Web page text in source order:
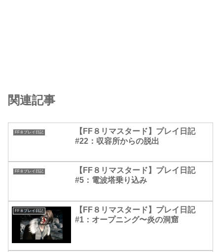
関連記事
FF８プレイ日記
【FF８リマスタード】プレイ日記
#22：収容所からの脱出
FF８プレイ日記
【FF８リマスタード】プレイ日記
#5：電波塔乗り込み
FF８プレイ日記
【FF８リマスタード】プレイ日記
#1：オープニング〜炎の洞窟